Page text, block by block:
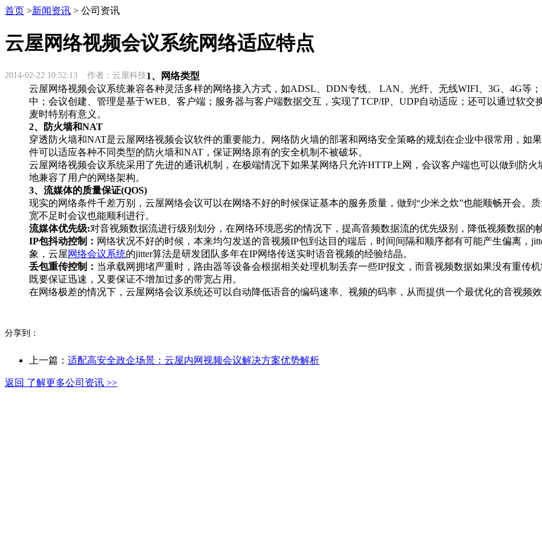
首页 >新闻资讯 > 公司资讯
云屋网络视频会议系统网络适应特点
2014-02-22 10:52:13 作者：云屋科技1、网络类型
云屋网络视频会议系统兼容各种灵活多样的网络接入方式，如ADSL、DDN专线、 LAN、光纤、无线WIFI、3G、4G等
中；会议创建、管理是基于WEB、客户端；服务器与客户端数据交互，实现了TCP/IP、UDP自动适应；还可以通过软
麦时特别有意义。
2、防火墙和NAT
穿透防火墙和NAT是云屋网络视频会议软件的重要能力。网络防火墙的部署和网络安全策略的规划在企业中很常用，如
件可以适应各种不同类型的防火墙和NAT，保证网络原有的安全机制不被破坏。
云屋网络视频会议系统采用了先进的通讯机制，在极端情况下如果某网络只允许HTTP上网，会议客户端也可以做到防
地兼容了用户的网络架构。
3、流媒体的质量保证(QOS)
现实的网络条件千差万别，云屋网络会议可以在网络不好的时候保证基本的服务质量，做到“少米之炊”也能顺畅开会。
宽不足时会议也能顺利进行。
流媒体优先级:对音视频数据流进行级别划分，在网络环境恶劣的情况下，提高音频数据流的优先级别，降低视频数据的
IP包抖动控制： 网络状况不好的时候，本来均匀发送的音视频IP包到达目的端后，时间间隔和顺序都有可能产生偏离，
象，云屋网络会议系统的jitter算法是研发团队多年在IP网络传送实时语音视频的经验结晶。
丢包重传控制： 当承载网拥堵严重时，路由器等设备会根据相关处理机制丢弃一些IP报文，而音视频数据如果没有重传
既要保证迅速，又要保证不增加过多的带宽占用。
在网络极差的情况下，云屋网络会议系统还可以自动降低语音的编码速率、视频的码率，从而提供一个最优化的音视频
分享到：
上一篇： 适配高安全政企场景：云屋内网视频会议解决方案优势解析
返回 了解更多公司资讯 >>